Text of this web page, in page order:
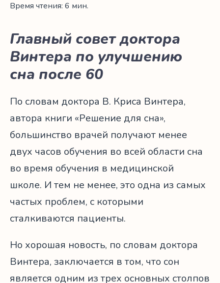
Время чтения: 6 мин.
Главный совет доктора
Винтера по улучшению
сна после 60
По словам доктора В. Криса Винтера,
автора книги «Решение для сна»,
большинство врачей получают менее
двух часов обучения во всей области сна
во время обучения в медицинской
школе. И тем не менее, это одна из самых
частых проблем, с которыми
сталкиваются пациенты.
Но хорошая новость, по словам доктора
Винтера, заключается в том, что сон
является одним из трех основных столпов